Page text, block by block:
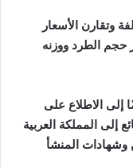
وتقارن الأسعار
حجم الطرد ووزنه
إلى الاطلاع على
إلى المملكة العربية
وشهادات المنشأ